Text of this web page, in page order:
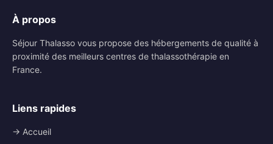
À propos
Séjour Thalasso vous propose des hébergements de qualité à
proximité des meilleurs centres de thalassothérapie en
France.
Liens rapides
→ Accueil